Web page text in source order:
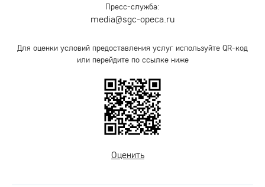
Пресс-служба:
media@sgc-opeca.ru
Для оценки условий предоставления услуг используйте QR-код
или перейдите по ссылке ниже
Оценить